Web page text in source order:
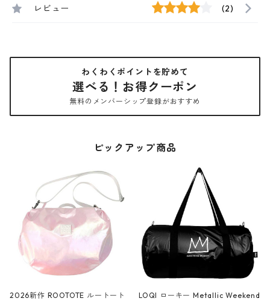
レビュー (2)
わくわくポイントを貯めて
選べる！お得クーポン
無料のメンバーシップ登録がおすすめ
ピックアップ商品
2026新作 ROOTOTE ルートート
LOQI ローキー Metallic Weekend